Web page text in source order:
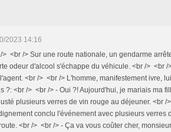
2023 14:16
> <br /> Sur une route nationale, un gendarme
odeur d'alcool s'échappe du véhicule. <br /> <br /
<br /> <br /> L'homme, manifestement ivre,
?: <br /> <br /> - Oui ?! Aujourd'hui, je mariais ma
plusieurs verres de vin rouge au déjeuner. <br /
conclu l'événement avec plusieurs verres
<br /> <br /> - Ça va vous coûter cher,